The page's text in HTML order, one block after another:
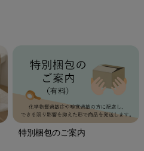
特別梱包のご案内